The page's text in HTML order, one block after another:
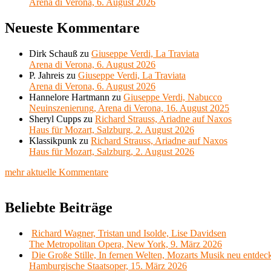
Arena di Verona, 6. August 2026
Neueste Kommentare
Dirk Schauß zu Giuseppe Verdi, La Traviata
Arena di Verona, 6. August 2026
P. Jahreis zu Giuseppe Verdi, La Traviata
Arena di Verona, 6. August 2026
Hannelore Hartmann zu Giuseppe Verdi, Nabucco
Neuinszenierung, Arena di Verona, 16. August 2025
Sheryl Cupps zu Richard Strauss, Ariadne auf Naxos
Haus für Mozart, Salzburg, 2. August 2026
Klassikpunk zu Richard Strauss, Ariadne auf Naxos
Haus für Mozart, Salzburg, 2. August 2026
mehr aktuelle Kommentare
Beliebte Beiträge
Richard Wagner, Tristan und Isolde, Lise Davidsen
The Metropolitan Opera, New York, 9. März 2026
Die Große Stille, In fernen Welten, Mozarts Musik neu
Hamburgische Staatsoper, 15. März 2026